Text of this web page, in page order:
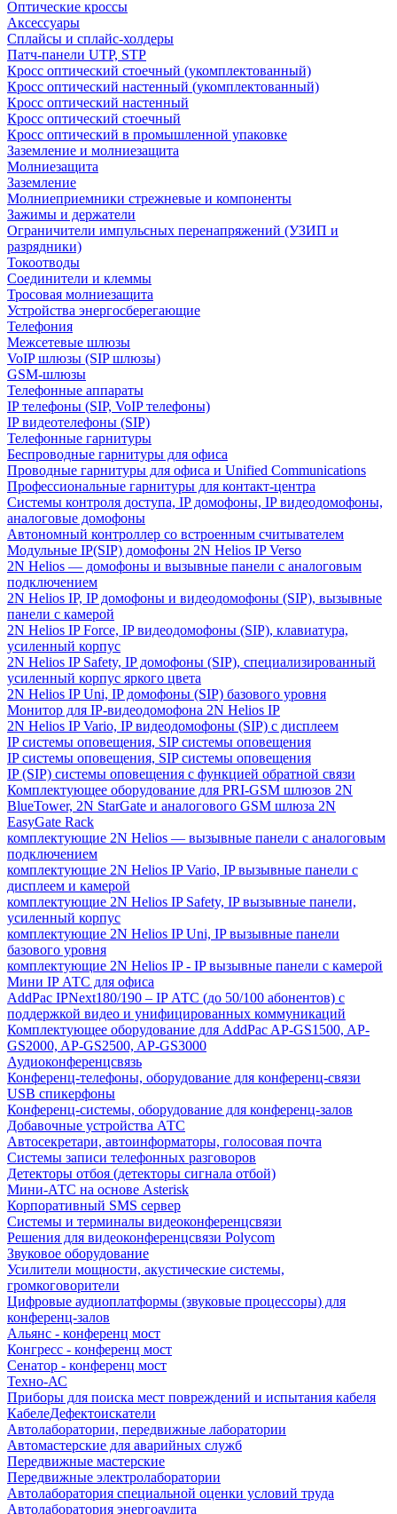
Оптические кроссы
Аксессуары
Сплайсы и сплайс-холдеры
Патч-панели UTP, STP
Кросс оптический стоечный (укомплектованный)
Кросс оптический настенный (укомплектованный)
Кросс оптический настенный
Кросс оптический стоечный
Кросс оптический в промышленной упаковке
Заземление и молниезащита
Молниезащита
Заземление
Молниеприемники стрежневые и компоненты
Зажимы и держатели
Ограничители импульсных перенапряжений (УЗИП и
разрядники)
Токоотводы
Соединители и клеммы
Тросовая молниезащита
Устройства энергосберегающие
Телефония
Межсетевые шлюзы
VoIP шлюзы (SIP шлюзы)
GSM-шлюзы
Телефонные аппараты
IP телефоны (SIP, VoIP телефоны)
IP видеотелефоны (SIP)
Телефонные гарнитуры
Беспроводные гарнитуры для офиса
Проводные гарнитуры для офиса и Unified Communications
Профессиональные гарнитуры для контакт-центра
Системы контроля доступа, IP домофоны, IP видеодомофоны,
аналоговые домофоны
Автономный контроллер со встроенным считывателем
Модульные IP(SIP) домофоны 2N Helios IP Verso
2N Helios — домофоны и вызывные панели с аналоговым
подключением
2N Helios IP, IP домофоны и видеодомофоны (SIP), вызывные
панели с камерой
2N Helios IP Force, IP видеодомофоны (SIP), клавиатура,
усиленный корпус
2N Helios IP Safety, IP домофоны (SIP), специализированный
усиленный корпус яркого цвета
2N Helios IP Uni, IP домофоны (SIP) базового уровня
Монитор для IP-видеодомофона 2N Helios IP
2N Helios IP Vario, IP видеодомофоны (SIP) с дисплеем
IP системы оповещения, SIP системы оповещения
IP системы оповещения, SIP системы оповещения
IP (SIP) системы оповещения с функцией обратной связи
Комплектующее оборудование для PRI-GSM шлюзов 2N
BlueTower, 2N StarGate и аналогового GSM шлюза 2N
EasyGate Rack
комплектующие 2N Helios — вызывные панели с аналоговым
подключением
комплектующие 2N Helios IP Vario, IP вызывные панели с
дисплеем и камерой
комплектующие 2N Helios IP Safety, IP вызывные панели,
усиленный корпус
комплектующие 2N Helios IP Uni, IP вызывные панели
базового уровня
комплектующие 2N Helios IP - IP вызывные панели с камерой
Мини IP АТС для офиса
AddPac IPNext180/190 – IP АТС (до 50/100 абонентов) с
поддержкой видео и унифицированных коммуникаций
Комплектующее оборудование для AddPac AP-GS1500, AP-
GS2000, AP-GS2500, AP-GS3000
Аудиоконференцсвязь
Конференц-телефоны, оборудование для конференц-связи
USB спикерфоны
Конференц-системы, оборудование для конференц-залов
Добавочные устройства АТС
Автосекретари, автоинформаторы, голосовая почта
Системы записи телефонных разговоров
Детекторы отбоя (детекторы сигнала отбой)
Мини-АТС на основе Asterisk
Корпоративный SMS сервер
Системы и терминалы видеоконференцсвязи
Решения для видеоконференцсвязи Polycom
Звуковое оборудование
Усилители мощности, акустические системы,
громкоговорители
Цифровые аудиоплатформы (звуковые процессоры) для
конференц-залов
Альянс - конференц мост
Конгресс - конференц мост
Сенатор - конференц мост
Техно-АС
Приборы для поиска мест повреждений и испытания кабеля
КабелеДефектоискатели
Автолаборатории, передвижные лаборатории
Автомастерские для аварийных служб
Передвижные мастерские
Передвижные электролаборатории
Автолаборатория специальной оценки условий труда
Автолаборатория энергоаудита